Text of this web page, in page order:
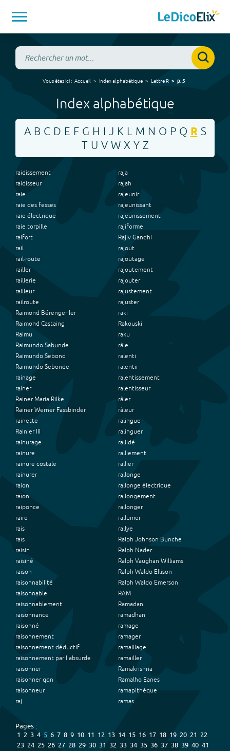
Vous êtes ici : Accueil Index alphabétique LettreR p.5
Index alphabétique
A B C D E F G H I J K L M N O P Q R S
T U V W X Y Z
raidissement
raidisseur
raie
raie des fesses
raie électrique
raie torpille
raifort
rail
rail-route
railler
raillerie
railleur
railroute
Raimond Bérenger Ier
Raimond Castaing
Raimu
Raimundo Sabunde
Raimundo Sebond
Raimundo Sebonde
rainage
rainer
Rainer Maria Rilke
Rainer Werner Fassbinder
rainette
Rainier III
rainurage
rainure
rainure costale
rainurer
raion
raïon
raiponce
raire
rais
raïs
raisin
raisiné
raison
raisonnabilité
raisonnable
raisonnablement
raisonnance
raisonné
raisonnement
raisonnement déductif
raisonnement par l'absurde
raisonner
raisonner qqn
raisonneur
raj
raja
rajah
rajeunir
rajeunissant
rajeunissement
rajiforme
Rajiv Gandhi
rajout
rajoutage
rajoutement
rajouter
rajustement
rajuster
raki
Rakouski
raku
râle
ralenti
ralentir
ralentissement
ralentisseur
râler
râleur
ralingue
ralinguer
rallidé
ralliement
rallier
rallonge
rallonge électrique
rallongement
rallonger
rallumer
rallye
Ralph Johnson Bunche
Ralph Nader
Ralph Vaughan Williams
Ralph Waldo Ellison
Ralph Waldo Emerson
RAM
Ramadan
ramadhan
ramage
ramager
ramaillage
ramailler
Ramakrishna
Ramalho Eanes
ramapithèque
ramas
Pages :
1 2 3 4 5 6 7 8 9 10 11 12 13 14 15 16 17 18 19 20 21 22
23 24 25 26 27 28 29 30 31 32 33 34 35 36 37 38 39 40 41